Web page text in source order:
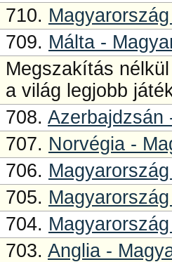
710.
709. Málta -
Megszakítás
a világ legjobb
708.
707. Norvégia -
706.
705.
704.
703. Anglia -